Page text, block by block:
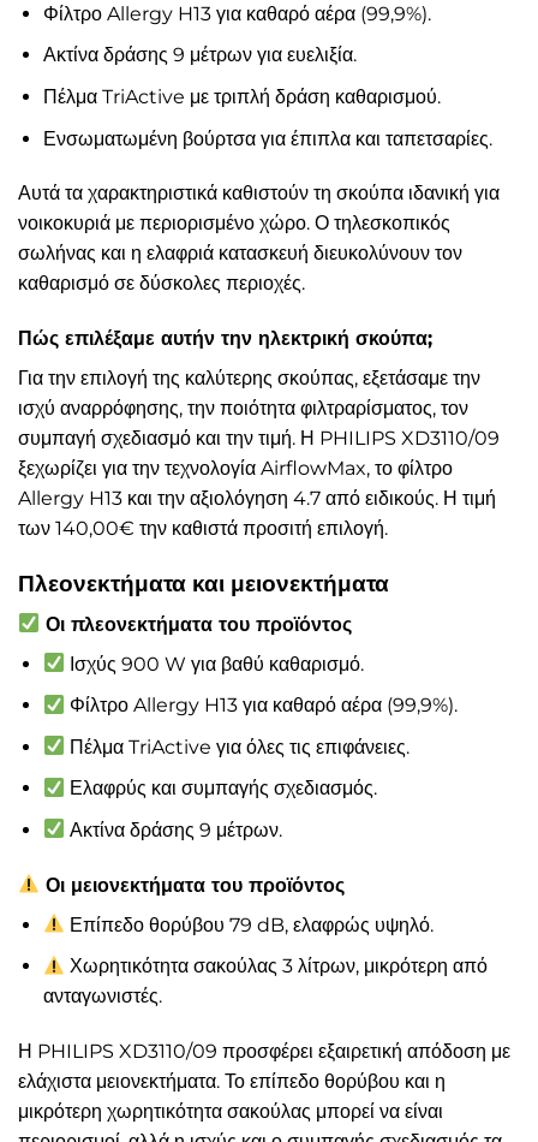
Φίλτρο Allergy H13 για καθαρό αέρα (99,9%).
Ακτίνα δράσης 9 μέτρων για ευελιξία.
Πέλμα TriActive με τριπλή δράση καθαρισμού.
Ενσωματωμένη βούρτσα για έπιπλα και ταπετσαρίες.
Αυτά τα χαρακτηριστικά καθιστούν τη σκούπα ιδανική για
νοικοκυριά με περιορισμένο χώρο. Ο τηλεσκοπικός
σωλήνας και η ελαφριά κατασκευή διευκολύνουν τον
καθαρισμό σε δύσκολες περιοχές.
Πώς επιλέξαμε αυτήν την ηλεκτρική σκούπα;
Για την επιλογή της καλύτερης σκούπας, εξετάσαμε την
ισχύ αναρρόφησης, την ποιότητα φιλτραρίσματος, τον
συμπαγή σχεδιασμό και την τιμή. Η PHILIPS XD3110/09
ξεχωρίζει για την τεχνολογία AirflowMax, το φίλτρο
Allergy H13 και την αξιολόγηση 4.7 από ειδικούς. Η τιμή
των 140,00€ την καθιστά προσιτή επιλογή.
Πλεονεκτήματα και μειονεκτήματα
Οι πλεονεκτήματα του προϊόντος
Ισχύς 900 W για βαθύ καθαρισμό.
Φίλτρο Allergy H13 για καθαρό αέρα (99,9%).
Πέλμα TriActive για όλες τις επιφάνειες.
Ελαφρύς και συμπαγής σχεδιασμός.
Ακτίνα δράσης 9 μέτρων.
Οι μειονεκτήματα του προϊόντος
Επίπεδο θορύβου 79 dB, ελαφρώς υψηλό.
Χωρητικότητα σακούλας 3 λίτρων, μικρότερη από
ανταγωνιστές.
Η PHILIPS XD3110/09 προσφέρει εξαιρετική απόδοση με
ελάχιστα μειονεκτήματα. Το επίπεδο θορύβου και η
μικρότερη χωρητικότητα σακούλας μπορεί να είναι